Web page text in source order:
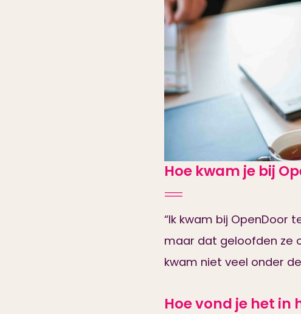
Hoe kwam je bij
“Ik kwam bij OpenDoor
maar dat geloofden ze
kwam niet veel onder
Hoe vond je het in